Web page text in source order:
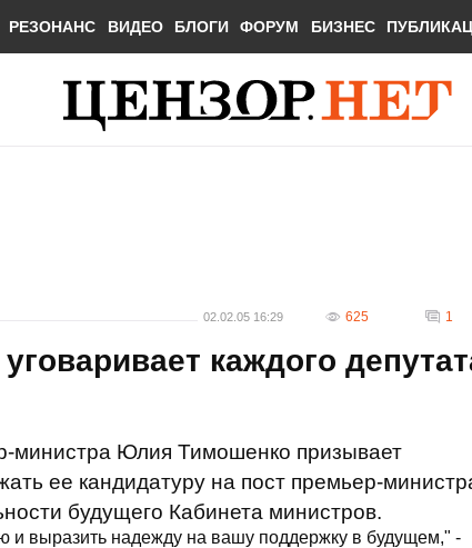
РЕЗОНАНС ВИДЕО БЛОГИ ФОРУМ БИЗНЕС
02.02.05 16:29 625 1
каждого
министра Юлия Тимошенко призывает
ее кандидатуру на пост премьер-
будущего Кабинета министров.
и выразить надежду на вашу поддержку в будущем," -